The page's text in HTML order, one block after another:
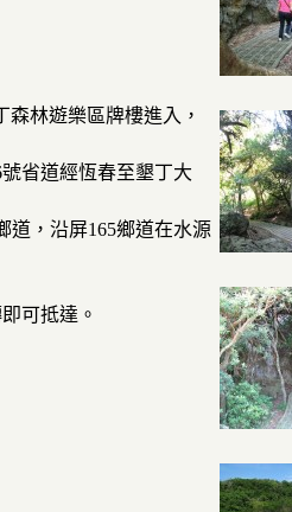
林遊樂區牌樓進入，
省道經恆春至墾丁大
道，沿屏165鄉道在水源
可抵達。